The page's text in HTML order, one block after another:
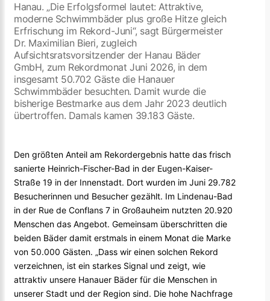
Hanau. „Die Erfolgsformel lautet: Attraktive,
moderne Schwimmbäder plus große Hitze gleich
Erfrischung im Rekord-Juni“, sagt Bürgermeister
Dr. Maximilian Bieri, zugleich
Aufsichtsratsvorsitzender der Hanau Bäder
GmbH, zum Rekordmonat Juni 2026, in dem
insgesamt 50.702 Gäste die Hanauer
Schwimmbäder besuchten. Damit wurde die
bisherige Bestmarke aus dem Jahr 2023 deutlich
übertroffen. Damals kamen 39.183 Gäste.
Den größten Anteil am Rekordergebnis hatte das frisch
sanierte Heinrich-Fischer-Bad in der Eugen-Kaiser-
Straße 19 in der Innenstadt. Dort wurden im Juni 29.782
Besucherinnen und Besucher gezählt. Im Lindenau-Bad
in der Rue de Conflans 7 in Großauheim nutzten 20.920
Menschen das Angebot. Gemeinsam überschritten die
beiden Bäder damit erstmals in einem Monat die Marke
von 50.000 Gästen. „Dass wir einen solchen Rekord
verzeichnen, ist ein starkes Signal und zeigt, wie
attraktiv unsere Hanauer Bäder für die Menschen in
unserer Stadt und der Region sind. Die hohe Nachfrage